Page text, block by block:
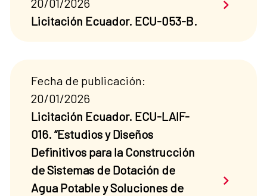
20/01/2026
Licitación Ecuador. ECU-053-B.
Fecha de publicación:
20/01/2026
Licitación Ecuador. ECU-LAIF-
016. “Estudios y Diseños
Definitivos para la Construcción
de Sistemas de Dotación de
Agua Potable y Soluciones de
Saber